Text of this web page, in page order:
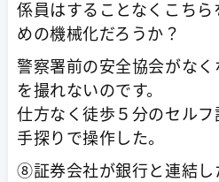
係員はすることなくこち
めの機械化だろうか？
警察署前の安全協会がな
を撮れないのです。
仕方なく徒歩５分のセルフ
手探りで操作した。
⑧証券会社が銀行と連結し